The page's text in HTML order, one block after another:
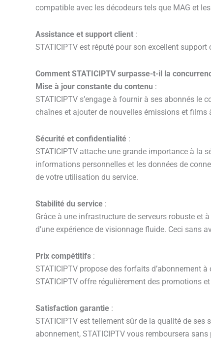
compatible avec les décodeurs tels que MAG et
Assistance et support client :
STATICIPTV est réputé pour son excellent
Comment STATICIPTV surpasse-t-il la
Mise à jour constante du contenu :
STATICIPTV s’engage à fournir à ses abonnés le
chaînes et ajouter de nouvelles émissions et films
Sécurité et confidentialité :
STATICIPTV attache une grande importance à la
informations personnelles et les données de
de votre utilisation du service.
Stabilité du service :
Grâce à une infrastructure de serveurs robuste et
d’une expérience de visionnage fluide. Ceci sans
Prix compétitifs :
STATICIPTV propose des forfaits d’abonnement
STATICIPTV offre régulièrement des promotions
Satisfaction garantie :
STATICIPTV est tellement sûr de la qualité de
abonnement, STATICIPTV vous remboursera